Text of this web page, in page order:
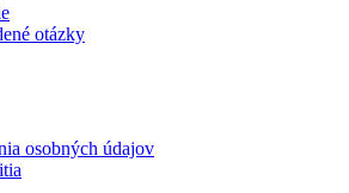
otázky
osobných údajov